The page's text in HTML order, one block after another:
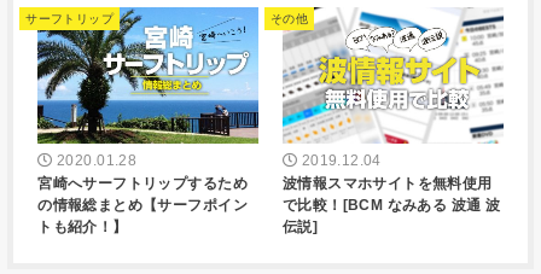
サーフトリップ
2020.01.28
宮崎へサーフトリップするため
の情報総まとめ【サーフポイン
トも紹介！】
その他
2019.12.04
波情報スマホサイトを無料使用
で比較！[BCM なみある 波通 波
伝説]